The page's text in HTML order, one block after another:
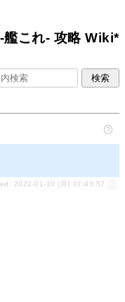
艦これ- 攻略 Wiki*
2022-01-10 (月) 07:43:57